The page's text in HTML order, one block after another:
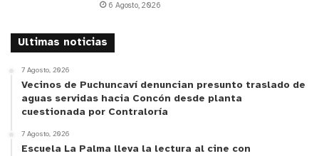
6 Agosto, 2026
Ultimas noticias
7 Agosto, 2026
Vecinos de Puchuncaví denuncian presunto traslado de
aguas servidas hacia Concón desde planta
cuestionada por Contraloría
7 Agosto, 2026
Escuela La Palma lleva la lectura al cine con